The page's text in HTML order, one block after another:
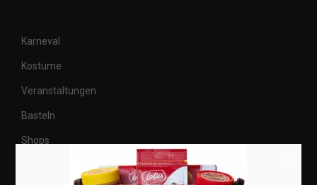
Karneval
Kostüme
Veranstaltungen
Basteln
Shops